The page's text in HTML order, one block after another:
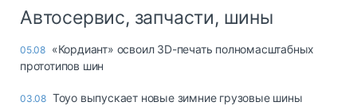
Автосервис, запчасти, шины
05.08 «Кордиант» освоил 3D-печать полномасштабных
прототипов шин
03.08 Toyo выпускает новые зимние грузовые шины